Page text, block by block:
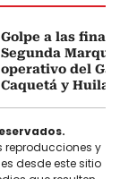
Golpe a las
Segunda
operativo del
Caquetá y Huila
reproducciones y
desde este sitio